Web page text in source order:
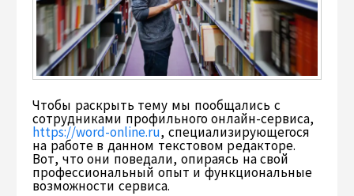
Чтобы раскрыть тему мы пообщались с
сотрудниками профильного онлайн-сервиса,
https://word-online.ru, специализирующегося
на работе в данном текстовом редакторе.
Вот, что они поведали, опираясь на свой
профессиональный опыт и функциональные
возможности сервиса.